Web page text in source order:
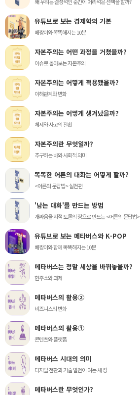
유튜브로 보는 경제학의 기본
베짱이와 똑똑해지는 10분
자본주의는 어떤 과정을 거쳤을까?
이슈로 돌아보는 자본주의
자본주의는 어떻게 적용됐을까?
이해관계와 변화
자본주의는 어떻게 생겨났을까?
체제와 사고의 전환
자본주의란 무엇일까?
추구하는 바와 사회적 의미
똑똑한 어른의 대화는 어떻게 할까?
<어른의 문답법> 실전편
'남는 대화'를 만드는 방법
개싸움을 지적 토론의 장으로 만드는 <어른의 문답법>
유튜브로 보는 메타버스와 K-POP
베짱이와 함께 똑똑해지는 10분
메타버스는 정말 세상을 바꿔놓을까?
현주소와 과제
메타버스의 활용②
비즈니스의 변화
메타버스의 활용①
콘텐츠와 플랫폼
메타버스 시대의 의미
디지털 전환과 기술 발전이 여는 새 장
메타버스란 무엇인가?